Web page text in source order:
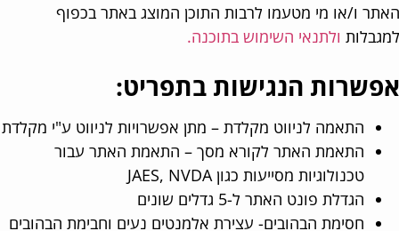
ו/או מי מטעמו לרבות התוכן המוצג באתר בכפוף
ולתנאי השימוש בתוכנה.
הנגישות בתפריט:
התאמה לניווט מקלדת – מתן אפשרויות לניווט ע"י מקלדת
התאמת האתר לקורא מסך – התאמת האתר עבור
טכנולוגיות מסייעות כגון JAES, NVDA
הגדלת פונט האתר ל-5 גדלים שונים
חסימת הבהובים- עצירת אלמנטים נעים וחבימת הבהובים